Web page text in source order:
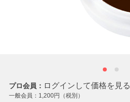
プロ会員： ログインして価格を見る
一般会員： 1,200円（税別）